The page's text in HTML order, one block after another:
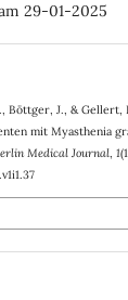
29-01-2025
Böttger, J., & Gellert,
mit Myasthenia
Medical Journal, 1